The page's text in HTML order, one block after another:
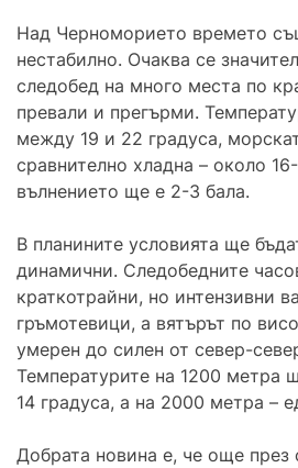
Над Черноморието времето
нестабилно. Очаква се
следобед на много места по
превали и прегърми.
между 19 и 22 градуса,
сравнително хладна – около
вълнението ще е 2-3 бала.
В планините условията ще
динамични. Следобедните
краткотрайни, но интензивни
гръмотевици, а вятърът по
умерен до силен от север-
Температурите на 1200 метра
14 градуса, а на 2000 метра –
Добрата новина е, че още през